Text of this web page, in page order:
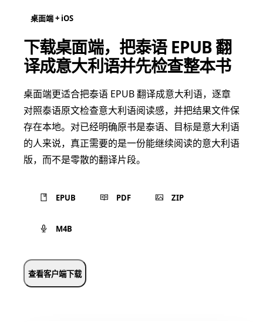
桌面端 + iOS
下载桌面端，把泰语 EPUB 翻
译成意大利语并先检查整本书
桌面端更适合把泰语 EPUB 翻译成意大利语，逐章
对照泰语原文检查意大利语阅读感，并把结果文件保
存在本地。对已经明确原书是泰语、目标是意大利语
的人来说，真正需要的是一份能继续阅读的意大利语
版，而不是零散的翻译片段。
EPUB PDF ZIP
M4B
查看客户端下载